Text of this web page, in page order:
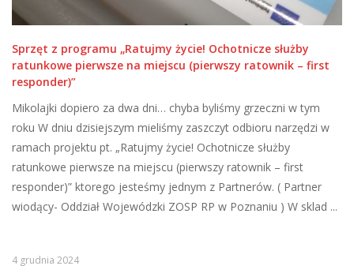
Sprzęt z programu „Ratujmy życie! Ochotnicze służby
ratunkowe pierwsze na miejscu (pierwszy ratownik – first
responder)”
Mikolajki dopiero za dwa dni… chyba byliśmy grzeczni w tym
roku W dniu dzisiejszym mieliśmy zaszczyt odbioru narzędzi w
ramach projektu pt. „Ratujmy życie! Ochotnicze służby
ratunkowe pierwsze na miejscu (pierwszy ratownik – first
responder)” ktorego jesteśmy jednym z Partnerów. ( Partner
wiodący- Oddział Wojewódzki ZOSP RP w Poznaniu ) W sklad ...
4 grudnia 2024